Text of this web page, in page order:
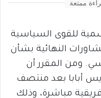
ممتعة
للقوى السياسية
النهائية بشأن
ومن المقرر أن
أبابا بعد منتصف
مباشرة، وذلك